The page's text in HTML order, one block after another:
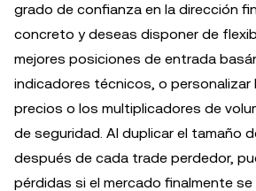
grado de confianza en la dirección
concreto y deseas disponer de
mejores posiciones de entrada
indicadores técnicos, o personalizar
precios o los multiplicadores de
de seguridad. Al duplicar el tamaño
después de cada trade perdedor,
pérdidas si el mercado finalmente se